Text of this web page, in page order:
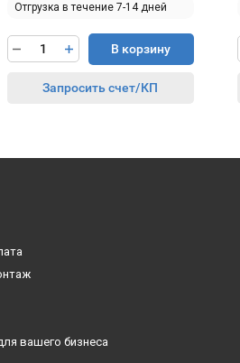
Отгрузка в течение 7-14 дней
В корзину
Запросить счет/КП
вашего бизнеса